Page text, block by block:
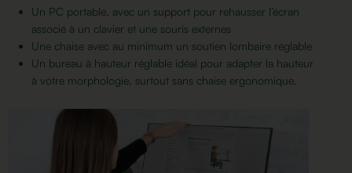
Un PC portable, avec un support pour rehausser l’écran
associé à un clavier et une souris externes
Une chaise avec au minimum un soutien lombaire réglable
Un bureau à hauteur réglable idéal pour adapter la hauteur
à votre morphologie, surtout sans chaise ergonomique.